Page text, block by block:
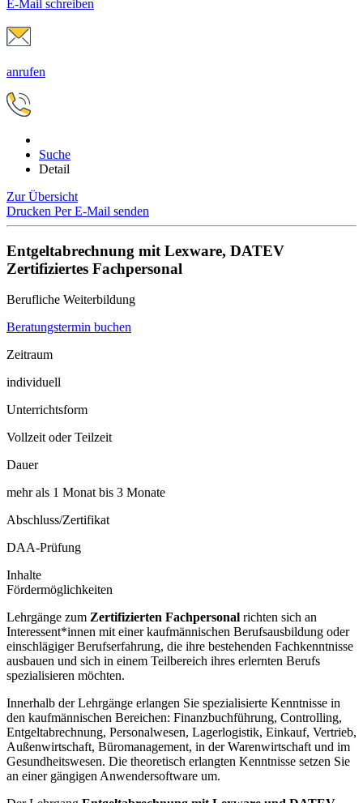
E-Mail schreiben
anrufen
Suche
Detail
Zur Übersicht
Drucken Per E-Mail senden
Entgeltabrechnung mit Lexware, DATEV
Zertifiziertes Fachpersonal
Berufliche Weiterbildung
Beratungstermin buchen
Zeitraum
individuell
Unterrichtsform
Vollzeit oder Teilzeit
Dauer
mehr als 1 Monat bis 3 Monate
Abschluss/Zertifikat
DAA-Prüfung
Inhalte
Fördermöglichkeiten
Lehrgänge zum Zertifizierten Fachpersonal richten sich an
Interessent*innen mit einer kaufmännischen Berufsausbildung oder
einschlägiger Berufserfahrung, die ihre bestehenden Fachkenntnisse
ausbauen und sich in einem Teilbereich ihres erlernten Berufs
spezialisieren möchten.
Innerhalb der Lehrgänge erlangen Sie spezialisierte Kenntnisse in
den kaufmännischen Bereichen: Finanzbuchführung, Controlling,
Entgeltabrechnung, Personalwesen, Lagerlogistik, Einkauf, Vertrieb,
Außenwirtschaft, Büromanagement, in der Warenwirtschaft und im
Gesundheitswesen. Die theoretisch erlangten Kenntnisse setzen Sie
an einer gängigen Anwendersoftware um.